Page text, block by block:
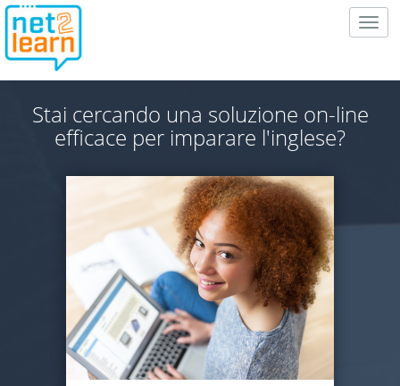
Stai cercando una soluzione on-line
efficace per imparare l'inglese?